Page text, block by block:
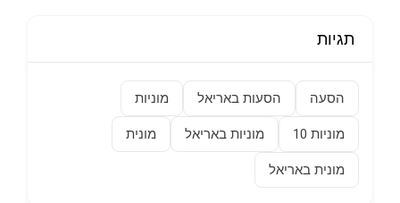
תגיות
הסעה הסעות באריאל מוניות
מוניות 10 מוניות באריאל מונית
מונית באריאל